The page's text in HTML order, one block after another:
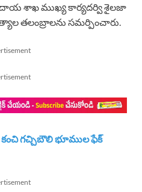
శాఖ ముఖ్య కార్యదర్వి శైలజా
తలంబ్రాలను సమర్పించారు.
కంచి గచ్చిబౌలి భూముల ఫేక్